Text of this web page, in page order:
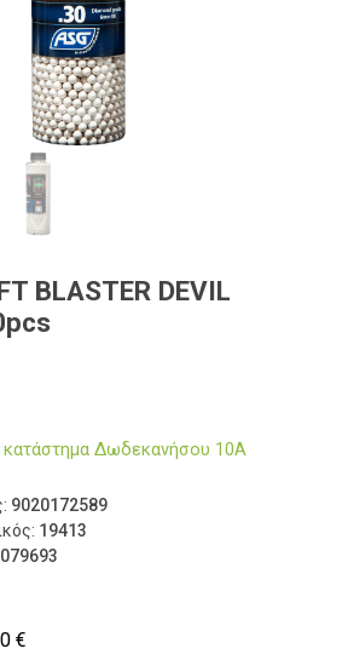
BLASTER DEVIL
κατάστημα Δωδεκανήσου 10Α
9020172589
19413
€